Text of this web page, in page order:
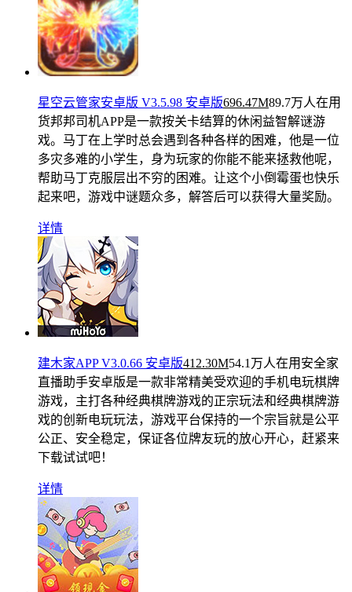
星空云管家安卓版 V3.5.98 安卓版696.47M89.7万人在用
货邦邦司机APP是一款按关卡结算的休闲益智解谜游
戏。马丁在上学时总会遇到各种各样的困难，他是一位
多灾多难的小学生，身为玩家的你能不能来拯救他呢，
帮助马丁克服层出不穷的困难。让这个小倒霉蛋也快乐
起来吧，游戏中谜题众多，解答后可以获得大量奖励。
详情
建木家APP V3.0.66 安卓版412.30M54.1万人在用 安全家
直播助手安卓版是一款非常精美受欢迎的手机电玩棋牌
游戏，主打各种经典棋牌游戏的正宗玩法和经典棋牌游
戏的创新电玩玩法，游戏平台保持的一个宗旨就是公平
公正、安全稳定，保证各位牌友玩的放心开心，赶紧来
下载试试吧！
详情